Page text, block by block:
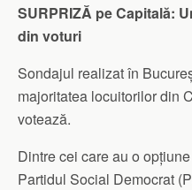
SURPRIZĂ pe Capitală:
din voturi
Sondajul realizat în
majoritatea locuitorilor din
votează.
Dintre cei care au o
Partidul Social Democrat